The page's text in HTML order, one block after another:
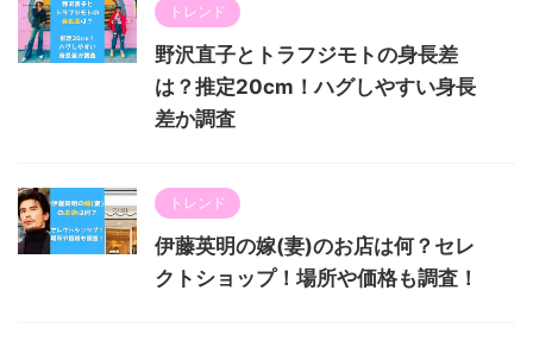
トレンド
野沢直子とトラフジモトの身長差
は？推定20cm！ハグしやすい身長
差か調査
トレンド
伊藤英明の嫁(妻)のお店は何？セレ
クトショップ！場所や価格も調査！